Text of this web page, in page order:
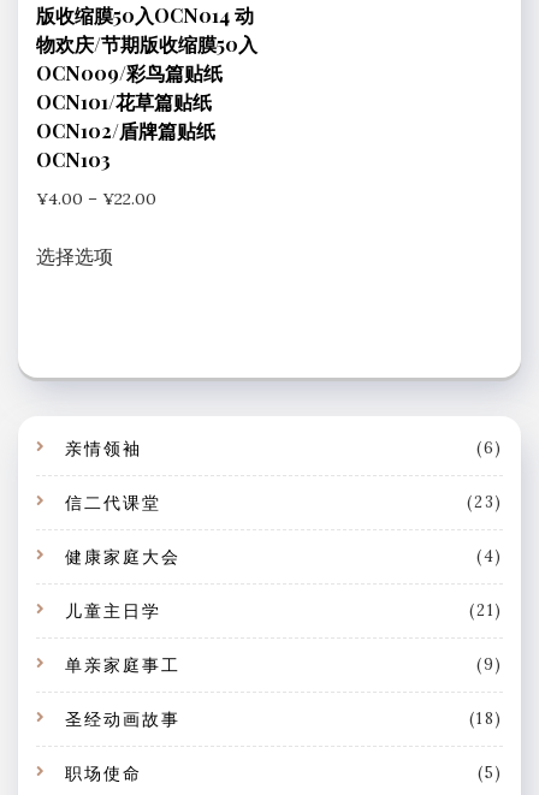
版收缩膜50入OCN014 动
物欢庆/节期版收缩膜50入
OCN009/彩鸟篇贴纸
OCN101/花草篇贴纸
OCN102/盾牌篇贴纸
OCN103
¥4.00 – ¥22.00
选择选项
产
变
体。
可
产
品
页
面
上
选
择
亲情领袖 (6)
信二代课堂 (23)
健康家庭大会 (4)
儿童主日学 (21)
单亲家庭事工 (9)
圣经动画故事 (18)
职场使命 (5)